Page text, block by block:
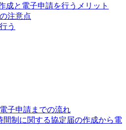
成と電子申請を行うメリット
注意点
う
子申請までの流れ
間制に関する協定届の作成から電